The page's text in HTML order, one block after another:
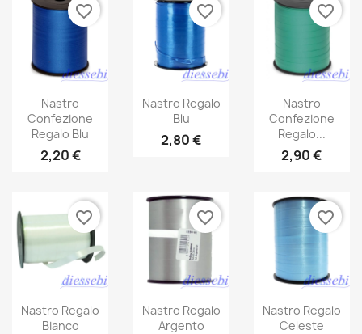
Nastro
Confezione
Regalo Blu
2,20 €
favorite_border
Nastro Regalo
Blu
2,80 €
favorite_border
Nastro
Confezione
Regalo...
2,90 €
favorite_border
Nastro Regalo
Bianco
favorite_border
Nastro Regalo
Argento
favorite_border
Nastro Regalo
Celeste
favorite_border